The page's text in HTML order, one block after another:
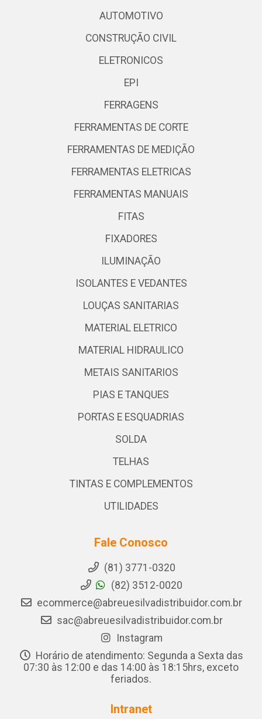
AUTOMOTIVO
CONSTRUÇÃO CIVIL
ELETRONICOS
EPI
FERRAGENS
FERRAMENTAS DE CORTE
FERRAMENTAS DE MEDIÇÃO
FERRAMENTAS ELETRICAS
FERRAMENTAS MANUAIS
FITAS
FIXADORES
ILUMINAÇÃO
ISOLANTES E VEDANTES
LOUÇAS SANITARIAS
MATERIAL ELETRICO
MATERIAL HIDRAULICO
METAIS SANITARIOS
PIAS E TANQUES
PORTAS E ESQUADRIAS
SOLDA
TELHAS
TINTAS E COMPLEMENTOS
UTILIDADES
Fale Conosco
(81) 3771-0320
(82) 3512-0020
ecommerce@abreuesilvadistribuidor.com.br
sac@abreuesilvadistribuidor.com.br
Instagram
Horário de atendimento: Segunda a Sexta das
07:30 às 12:00 e das 14:00 às 18:15hrs, exceto
feriados.
Intranet